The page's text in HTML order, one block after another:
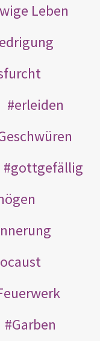
Leben
erleiden
gottgefällig
Garben